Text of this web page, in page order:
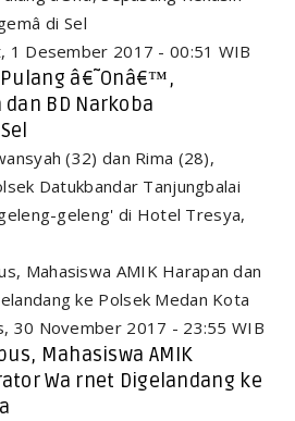
1 Desember 2017 - 00:51 WIB
â€˜Onâ€™,
BD Narkoba
(32) dan Rima (28),
Datukbandar Tanjungbalai
geleng' di Hotel Tresya,
30 November 2017 - 23:55 WIB
Mahasiswa AMIK
Wa rnet Digelandang ke